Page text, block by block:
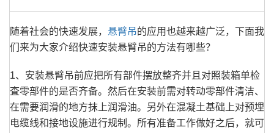
随着社会的快速发展， 悬臂吊的应用也越来越广泛，下面我
们来为大家介绍快速安装悬臂吊的方法有哪些？
1、安装悬臂吊前应把所有部件摆放整齐并且对照装箱单检
査零部件的是否齐备。然后在安装前需对转动零部件清洁、
在需要润滑的地方抹上润滑油。另外在混凝土基础上对预埋
电缆线和接地设施进行规制。所有准备工作做好之后，就可